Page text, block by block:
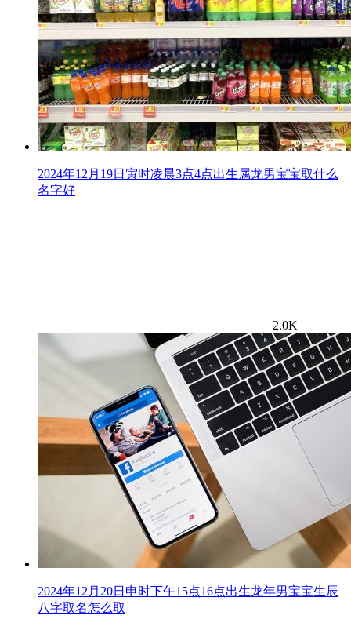
2024年12月19日寅时凌晨3点4点出生属龙男宝宝取什么
名字好
2.0K
2024年12月20日申时下午15点16点出生龙年男宝宝生辰
八字取名怎么取